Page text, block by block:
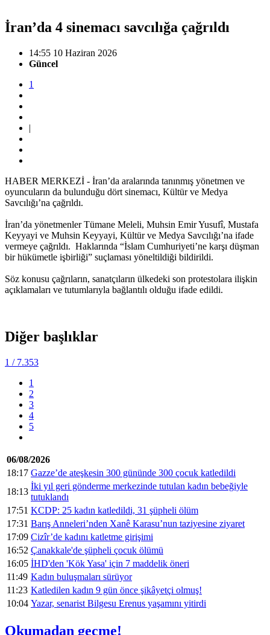
İran’da 4 sinemacı savcılığa çağrıldı
14:55 10 Haziran 2026
Güncel
1
|
HABER MERKEZİ - İran’da aralarında tanınmış yönetmen ve
oyuncuların da bulunduğu dört sinemacı, Kültür ve Medya
Savcılığı’na çağrıldı.
İran’da yönetmenler Tümane Meleli, Muhsin Emir Yusufî, Mustafa
Keyyayi ve Muhsin Keyyayi, Kültür ve Medya Savcılığı’na ifade
vermeye çağrıldı. Haklarında “İslam Cumhuriyeti’ne karşı düşman
bir hükümetle işbirliği” suçlaması yöneltildiği bildirildi.
Söz konusu çağrıların, sanatçıların ülkedeki son protestolara ilişkin
açıklamaları ve tutumlarıyla bağlantılı olduğu ifade edildi.
Diğer başlıklar
1 / 7.353
1
2
3
4
5
06/08/2026
18:17 Gazze’de ateşkesin 300 gününde 300 çocuk katledildi
18:13
İki yıl geri gönderme merkezinde tutulan kadın bebeğiyle
tutuklandı
17:51 KCDP: 25 kadın katledildi, 31 şüpheli ölüm
17:31 Barış Anneleri’nden Xanê Karasu’nun taziyesine ziyaret
17:09 Cizîr’de kadını katletme girişimi
16:52 Çanakkale'de şüpheli çocuk ölümü
16:05 İHD'den 'Kök Yasa' için 7 maddelik öneri
11:49 Kadın buluşmaları sürüyor
11:23 Katledilen kadın 9 gün önce şikâyetçi olmuş!
10:04 Yazar, senarist Bilgesu Erenus yaşamını yitirdi
Okumadan geçme!